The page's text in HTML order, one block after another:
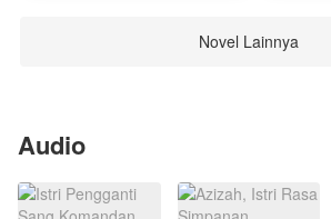
Novel Lainnya
Audio